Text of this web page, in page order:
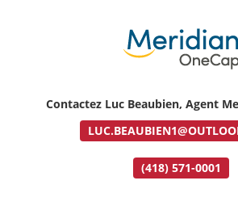
Contactez Luc Beaubien, Agent
(418) 571-0001